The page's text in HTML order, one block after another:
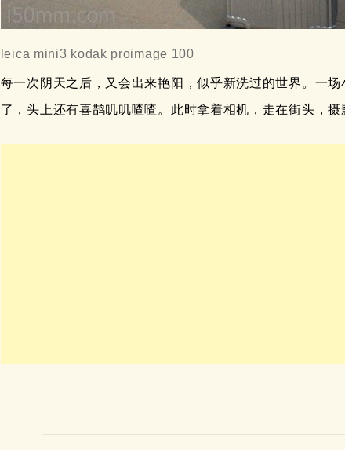
leica mini3 kodak proimage 100
每一次阴天之后，又会出来艳阳，似乎新洗过的世界。一
了，头上还有喜鹊叽叽喳喳。此时拿着相机，走在街头，